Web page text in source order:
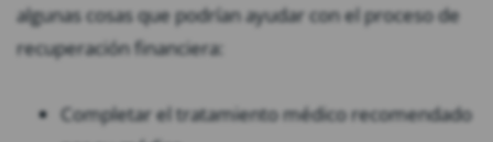
algunas cosas que podrían ayudar con el proceso de
recuperación financiera:
Completar el tratamiento médico recomendado